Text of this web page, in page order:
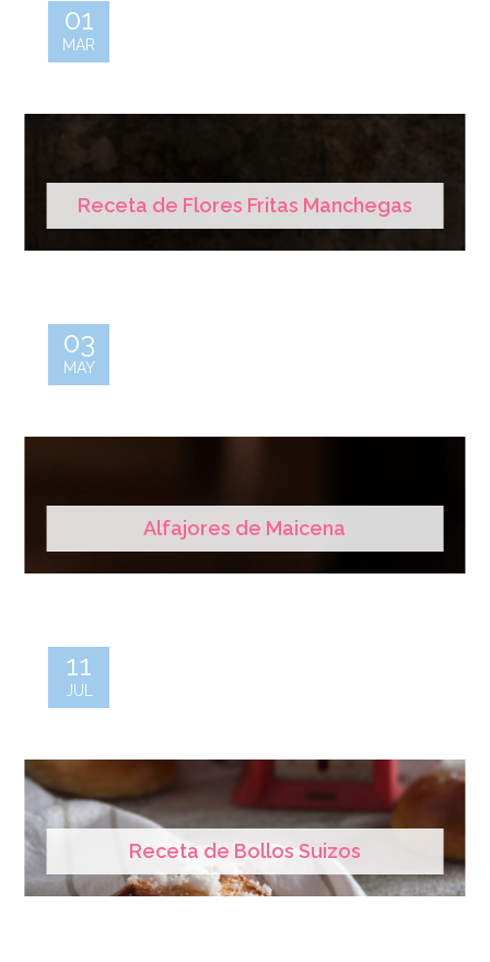
Receta de Flores Fritas Manchegas
01
MAR
Alfajores de Maicena
03
MAY
Receta de Bollos Suizos
11
JUL